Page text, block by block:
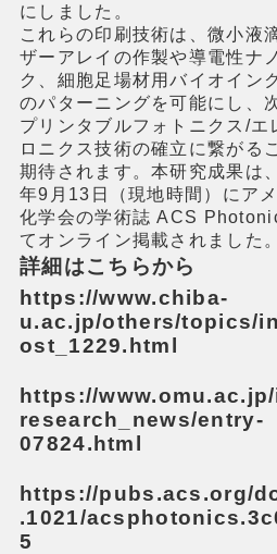
にしました。
これらの印刷技術は、微小液
ザーアレイの作製や導電性ナ
ク、細胞足場材用バイオイン
のパターニングを可能にし、
プリンタブルフォトニクス/エ
ロニクス技術の確立に繋がる
期待されます。本研究成果は
年9月13日（現地時間）にア
化学会の学術誌 ACS
てオンライン掲載されました
詳細はこちらから
https://www.chiba-
u.ac.jp/others/topics/
ost_1229.html
https://
research_news/entry-
07824.html
https://pubs.acs.org/
.1021/
5